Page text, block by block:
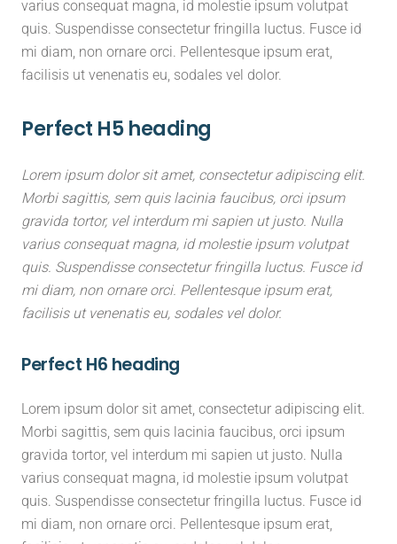
varius consequat magna, id molestie ipsum volutpat
quis. Suspendisse consectetur fringilla luctus. Fusce id
mi diam, non ornare orci. Pellentesque ipsum erat,
facilisis ut venenatis eu, sodales vel dolor.
Perfect H5 heading
Lorem ipsum dolor sit amet, consectetur adipiscing elit.
Morbi sagittis, sem quis lacinia faucibus, orci ipsum
gravida tortor, vel interdum mi sapien ut justo. Nulla
varius consequat magna, id molestie ipsum volutpat
quis. Suspendisse consectetur fringilla luctus. Fusce id
mi diam, non ornare orci. Pellentesque ipsum erat,
facilisis ut venenatis eu, sodales vel dolor.
Perfect H6 heading
Lorem ipsum dolor sit amet, consectetur adipiscing elit.
Morbi sagittis, sem quis lacinia faucibus, orci ipsum
gravida tortor, vel interdum mi sapien ut justo. Nulla
varius consequat magna, id molestie ipsum volutpat
quis. Suspendisse consectetur fringilla luctus. Fusce id
mi diam, non ornare orci. Pellentesque ipsum erat,